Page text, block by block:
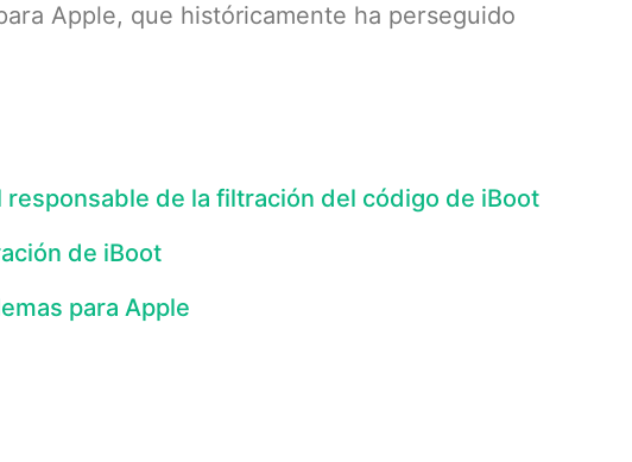
Apple, que históricamente ha perseguido
de la filtración del código de iBoot
de iBoot
para Apple